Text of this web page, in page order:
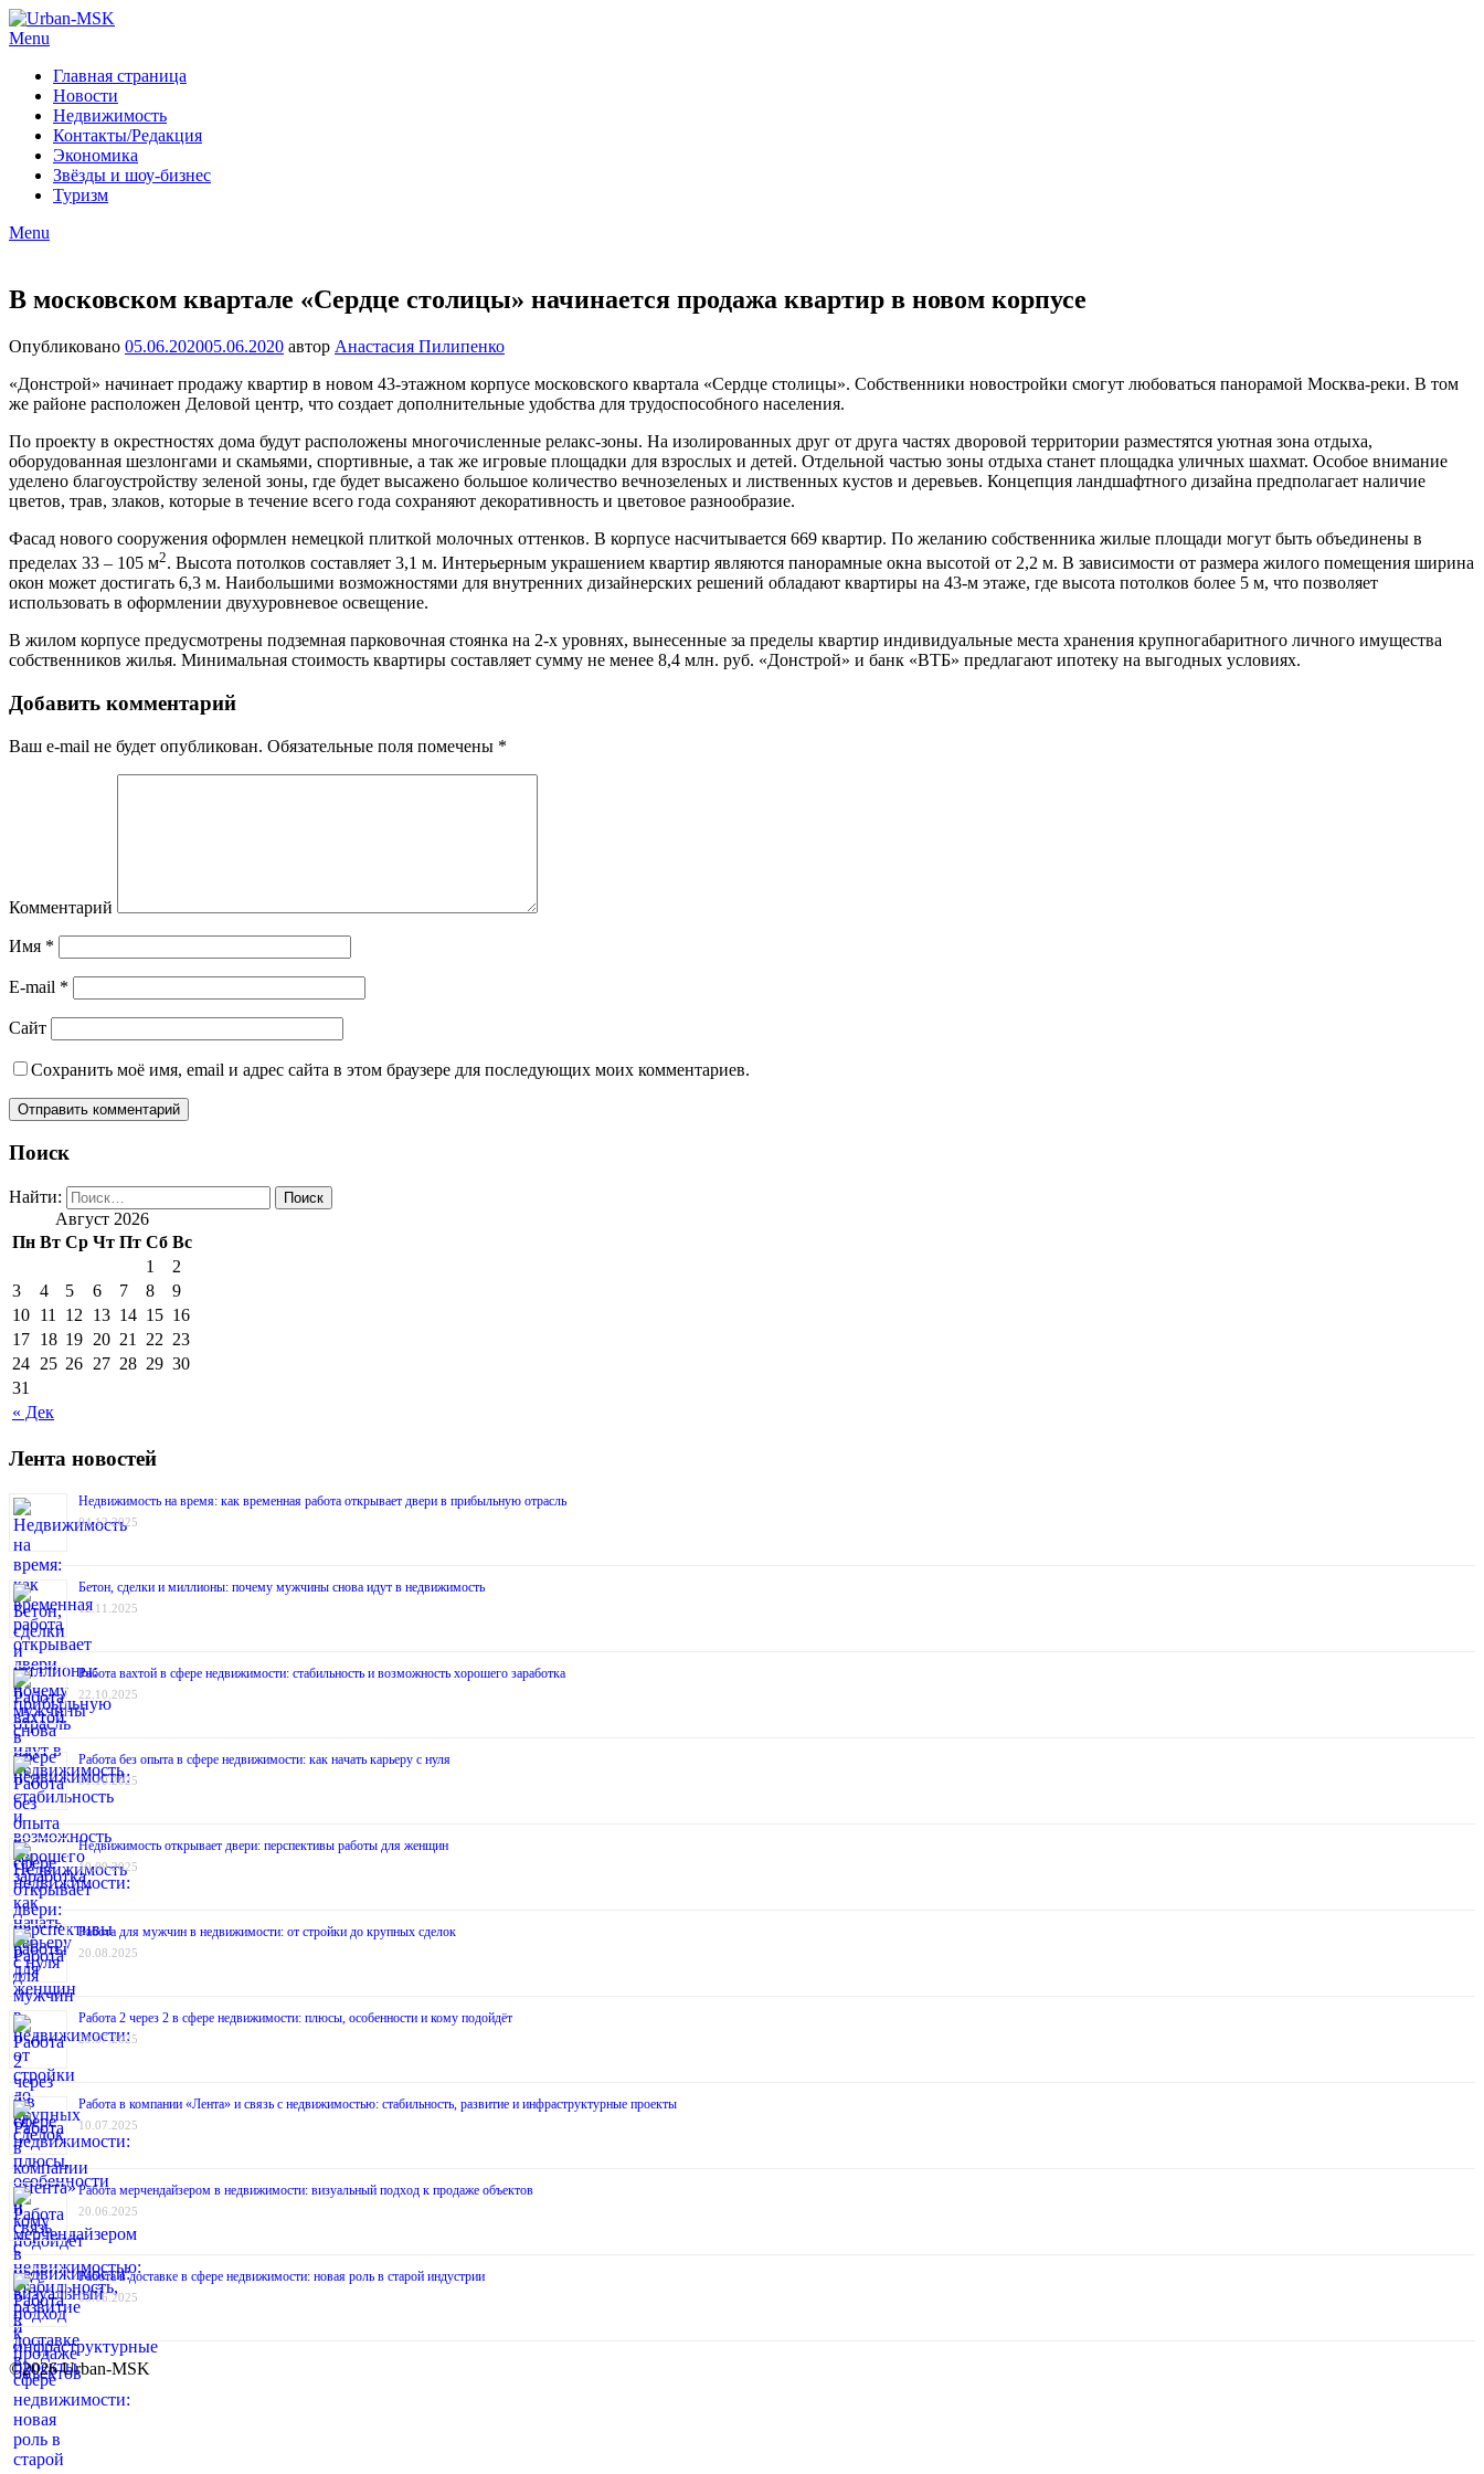
Menu
Главная страница
Новости
Недвижимость
Контакты/Редакция
Экономика
Звёзды и шоу-бизнес
Туризм
Menu
В московском квартале «Сердце столицы» начинается продажа квартир в новом корпусе
Опубликовано 05.06.202005.06.2020 автор Анастасия Пилипенко
«Донстрой» начинает продажу квартир в новом 43-этажном корпусе московского квартала «Сердце столицы». Собственники новостройки смогут любоваться панорамой Москва-реки. В том
же районе расположен Деловой центр, что создает дополнительные удобства для трудоспособного населения.
По проекту в окрестностях дома будут расположены многочисленные релакс-зоны. На изолированных друг от друга частях дворовой территории разместятся уютная зона отдыха,
оборудованная шезлонгами и скамьями, спортивные, а так же игровые площадки для взрослых и детей. Отдельной частью зоны отдыха станет площадка уличных шахмат. Особое внимание
уделено благоустройству зеленой зоны, где будет высажено большое количество вечнозеленых и лиственных кустов и деревьев. Концепция ландшафтного дизайна предполагает наличие
цветов, трав, злаков, которые в течение всего года сохраняют декоративность и цветовое разнообразие.
Фасад нового сооружения оформлен немецкой плиткой молочных оттенков. В корпусе насчитывается 669 квартир. По желанию собственника жилые площади могут быть объединены в
пределах 33 – 105 м2. Высота потолков составляет 3,1 м. Интерьерным украшением квартир являются панорамные окна высотой от 2,2 м. В зависимости от размера жилого помещения ширина
окон может достигать 6,3 м. Наибольшими возможностями для внутренних дизайнерских решений обладают квартиры на 43-м этаже, где высота потолков более 5 м, что позволяет
использовать в оформлении двухуровневое освещение.
В жилом корпусе предусмотрены подземная парковочная стоянка на 2-х уровнях, вынесенные за пределы квартир индивидуальные места хранения крупногабаритного личного имущества
собственников жилья. Минимальная стоимость квартиры составляет сумму не менее 8,4 млн. руб. «Донстрой» и банк «ВТБ» предлагают ипотеку на выгодных условиях.
Добавить комментарий
Ваш e-mail не будет опубликован. Обязательные поля помечены *
Комментарий
Имя *
E-mail *
Сайт
Сохранить моё имя, email и адрес сайта в этом браузере для последующих моих комментариев.
Поиск
Найти:
Август 2026
Пн Вт Ср Чт Пт Сб Вс
« Дек
1
2
3
4 5 6 7 8
9
10 11 12 13 14 15 16
17 18 19 20 21 22 23
24 25 26 27 28 29 30
31
Лента новостей
Недвижимость на время: как временная работа открывает двери в прибыльную отрасль
04.12.2025
Бетон, сделки и миллионы: почему мужчины снова идут в недвижимость
12.11.2025
Работа вахтой в сфере недвижимости: стабильность и возможность хорошего заработка
22.10.2025
Работа без опыта в сфере недвижимости: как начать карьеру с нуля
01.10.2025
Недвижимость открывает двери: перспективы работы для женщин
10.09.2025
Работа для мужчин в недвижимости: от стройки до крупных сделок
20.08.2025
Работа 2 через 2 в сфере недвижимости: плюсы, особенности и кому подойдёт
29.07.2025
Работа в компании «Лента» и связь с недвижимостью: стабильность, развитие и инфраструктурные проекты
10.07.2025
Работа мерчендайзером в недвижимости: визуальный подход к продаже объектов
20.06.2025
Работа в доставке в сфере недвижимости: новая роль в старой индустрии
03.06.2025
©2026 Urban-MSK